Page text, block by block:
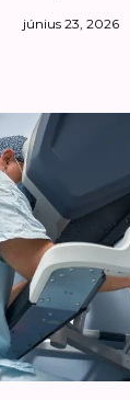
június 23, 2026